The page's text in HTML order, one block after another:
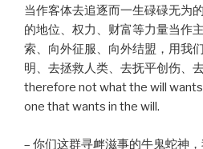
当作客体去追逐而一生碌碌无为
的地位、权力、财富等力量当作
索、向外征服、向外结盟，用我
明、去拯救人类、去抚平创伤、
therefore not what the will
one that wants in the will.
– 你们这群寻衅滋事的牛鬼蛇神